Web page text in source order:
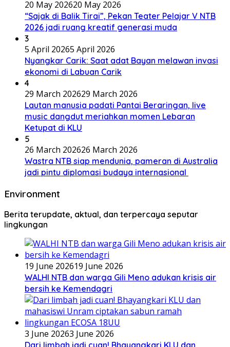
20 May 202620 May 2026
“Sajak di Balik Tirai”, Pekan Teater Pelajar V NTB
2026 jadi ruang kreatif generasi muda
3
5 April 20265 April 2026
Nyangkar Carik: Saat adat Bayan melawan invasi
ekonomi di Labuan Carik
4
29 March 202629 March 2026
Lautan manusia padati Pantai Beraringan, live
music dangdut meriahkan momen Lebaran
Ketupat di KLU
5
26 March 202626 March 2026
Wastra NTB siap mendunia, pameran di Australia
jadi pintu diplomasi budaya internasional
Environment
Berita terupdate, aktual, dan terpercaya seputar
lingkungan
19 June 202619 June 2026
WALHI NTB dan warga Gili Meno adukan krisis air
bersih ke Kemendagri
3 June 20263 June 2026